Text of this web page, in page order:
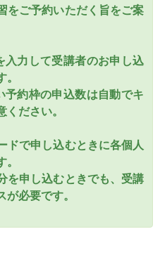
をご予約いただく旨をご案
入力して受講者のお申し込
約枠の申込数は自動でキ
ください。
ドで申し込むときに各個人
を申し込むときでも、受講
必要です。